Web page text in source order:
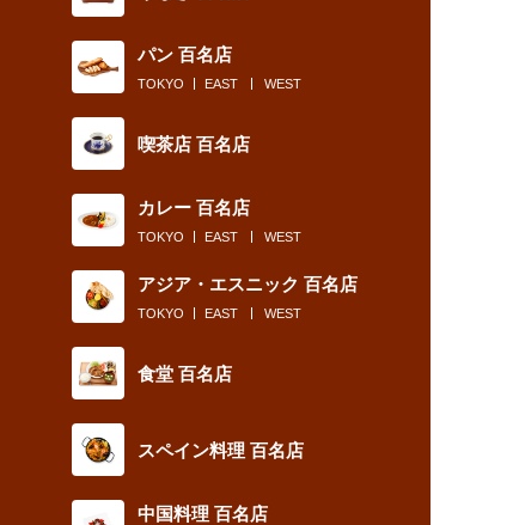
パン 百名店
TOKYO EAST WEST
喫茶店 百名店
カレー 百名店
TOKYO EAST WEST
アジア・エスニック 百名店
TOKYO EAST WEST
食堂 百名店
スペイン料理 百名店
中国料理 百名店